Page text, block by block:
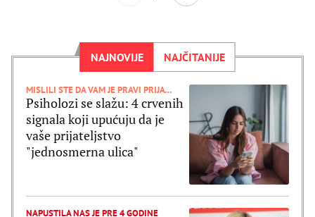
NAJNOVIJE NAJČITANIJE
MISLILI STE DA VAM JE PRAVI PRIJATELJ
Psiholozi se slažu: 4 crvenih
signala koji upućuju da je
vaše prijateljstvo
"jednosmerna ulica"
NAPUSTILA NAS JE PRE 4 GODINE